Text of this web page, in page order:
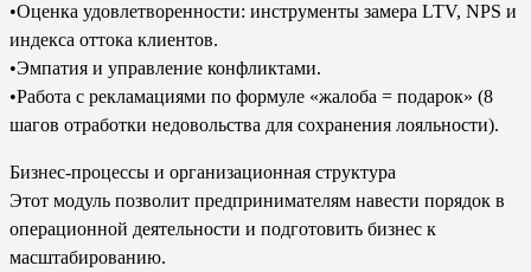
•Оценка удовлетворенности: инструменты замера LTV, NPS и
индекса оттока клиентов.
•Эмпатия и управление конфликтами.
•Работа с рекламациями по формуле «жалоба = подарок» (8
шагов отработки недовольства для сохранения лояльности).
Бизнес-процессы и организационная структура
Этот модуль позволит предпринимателям навести порядок в
операционной деятельности и подготовить бизнес к
масштабированию.